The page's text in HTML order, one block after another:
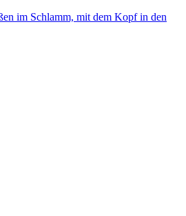
im Schlamm, mit dem Kopf in den